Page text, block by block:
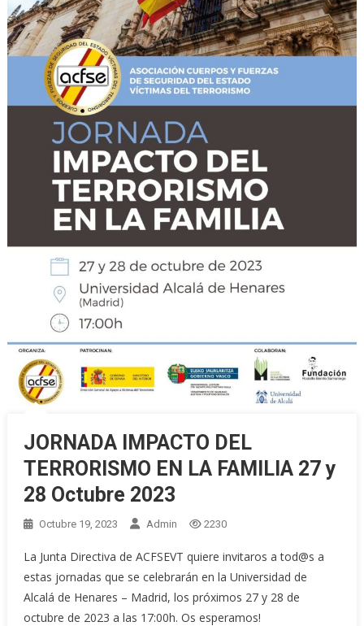
JORNADA IMPACTO DEL
TERRORISMO EN LA FAMILIA 27 y
28 Octubre 2023
Octubre 19, 2023 Admin 2230
La Junta Directiva de ACFSEVT quiere invitaros a tod@s a
estas jornadas que se celebrarán en la Universidad de
Alcalá de Henares – Madrid, los próximos 27 y 28 de
octubre de 2023 a las 17:00h. Os esperamos!